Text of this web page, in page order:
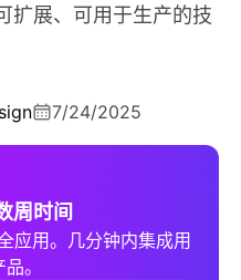
扩展、可用于生产的技
7/24/2025
周时间
应用。几分钟内集成用
。